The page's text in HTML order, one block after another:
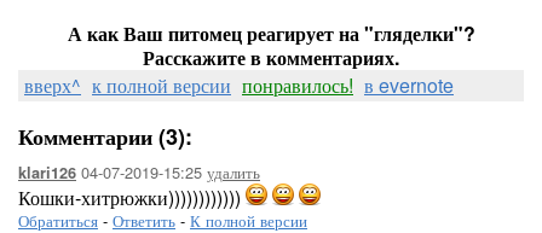
А как Ваш питомец реагирует на "гляделки"?
Расскажите в комментариях.
вверх^ к полной версии понравилось! в evernote
Комментарии (3):
klari126 04-07-2019-15:25 удалить
Кошки-хитрюжки))))))))))))
Обратиться - Ответить - К полной версии